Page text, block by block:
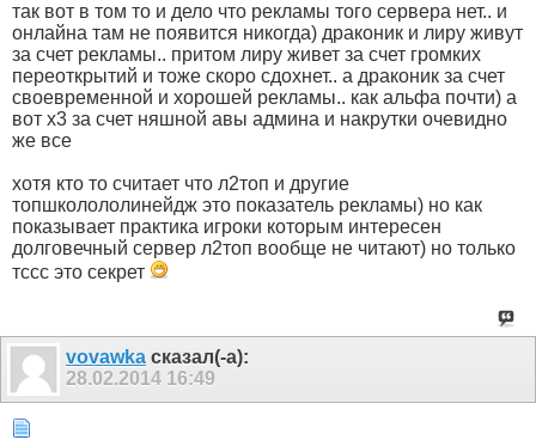
так вот в том то и дело что рекламы того сервера нет.. и
онлайна там не появится никогда) драконик и лиру живут
за счет рекламы.. притом лиру живет за счет громких
переоткрытий и тоже скоро сдохнет.. а драконик за счет
своевременной и хорошей рекламы.. как альфа почти) а
вот х3 за счет няшной авы админа и накрутки очевидно
же все
хотя кто то считает что л2топ и другие
топшколололинейдж это показатель рекламы) но как
показывает практика игроки которым интересен
долговечный сервер л2топ вообще не читают) но только
тссс это секрет
vovawka сказал(-а):
28.02.2014 16:49